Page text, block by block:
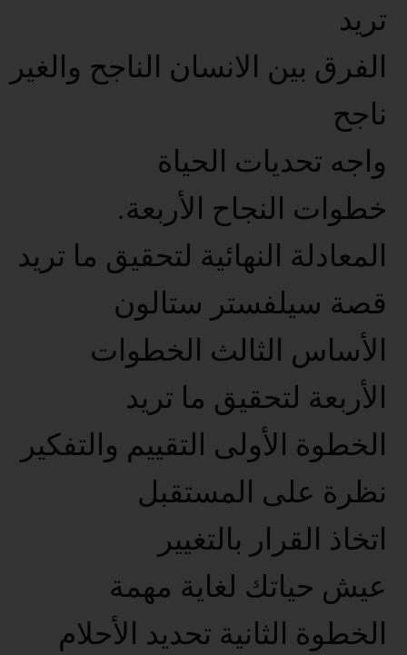
تريد
الفرق بين الانسان الناجح والغير
ناجح
واجه تحديات الحياة
خطوات النجاح الأربعة.
المعادلة النهائية لتحقيق ما تريد
قصة سيلفستر ستالون
الأساس الثالث الخطوات
الأربعة لتحقيق ما تريد
الخطوة الأولى التقييم والتفكير
نظرة على المستقبل
اتخاذ القرار بالتغيير
عيش حياتك لغاية مهمة
الخطوة الثانية تحديد الأحلام